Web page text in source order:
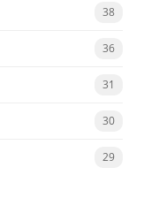
38
36
31
30
29